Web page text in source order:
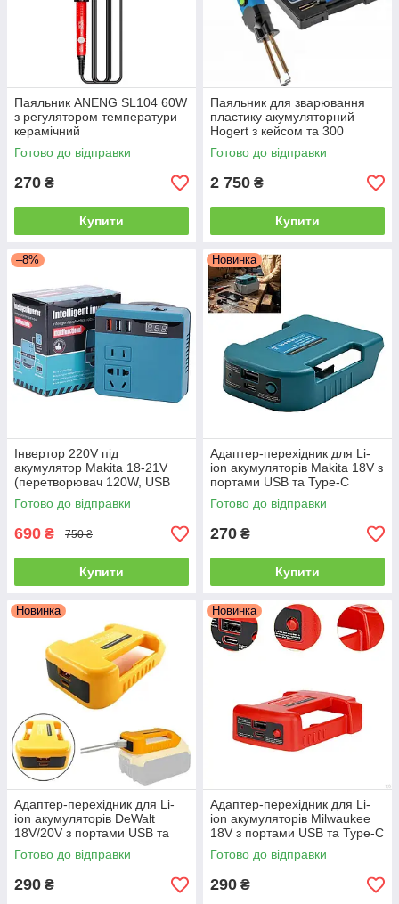
Паяльник ANENG SL104 60W
з регулятором температури
керамічний
Готово до відправки
270 ₴
Купити
Паяльник для зварювання
пластику акумуляторний
Hogert з кейсом та 300
скобами в комплекті
Готово до відправки
2 750 ₴
Купити
–8%
Інвертор 220V під
акумулятор Makita 18-21V
(перетворювач 120W, USB
QC 3.0, дисплей)
Готово до відправки
690 ₴ 750 ₴
Купити
Новинка
Адаптер-перехідник для Li-
ion акумуляторів Makita 18V з
портами USB та Type-C
Готово до відправки
270 ₴
Купити
Новинка
Адаптер-перехідник для Li-
ion акумуляторів DeWalt
18V/20V з портами USB та
Type-C
Готово до відправки
290 ₴
Новинка
Адаптер-перехідник для Li-
ion акумуляторів Milwaukee
18V з портами USB та Type-C
Готово до відправки
290 ₴